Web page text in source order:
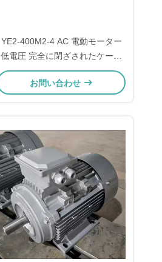
YE2-400M2-4 AC 電動モーター
低電圧 完全に閉ざされたケージ
型 3相アシンクロンモーター
お問い合わせ